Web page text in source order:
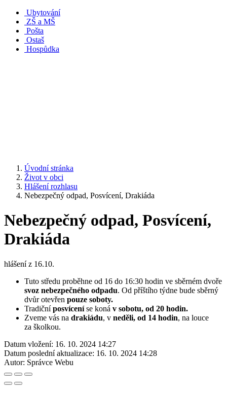
Ubytování
ZŠ a MŠ
Pošta
Ostaš
Hospůdka
Úvodní stránka
Život v obci
Hlášení rozhlasu
Nebezpečný odpad, Posvícení, Drakiáda
Nebezpečný odpad, Posvícení,
Drakiáda
hlášení z 16.10.
Tuto středu proběhne od 16 do 16:30 hodin ve sběrném dvoře
svoz nebezpečného odpadu. Od příštího týdne bude sběrný
dvůr otevřen pouze soboty.
Tradičníposvíceníse koná v sobotu, od 20 hodin.
Zveme vás na drakiádu, v neděli, od 14 hodin, na louce
za školkou.
Datum vložení: 16. 10. 2024 14:27
Datum poslední aktualizace: 16. 10. 2024 14:28
Autor: Správce Webu